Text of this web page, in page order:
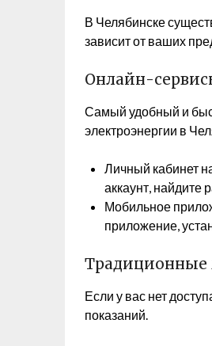
В Челябинске
зависит от ваших
Онлайн-
Самый удобный и
электроэнергии в
Личный кабинет
аккаунт, найдите
Мобильное
приложение,
Традиционные
Если у вас нет
показаний.